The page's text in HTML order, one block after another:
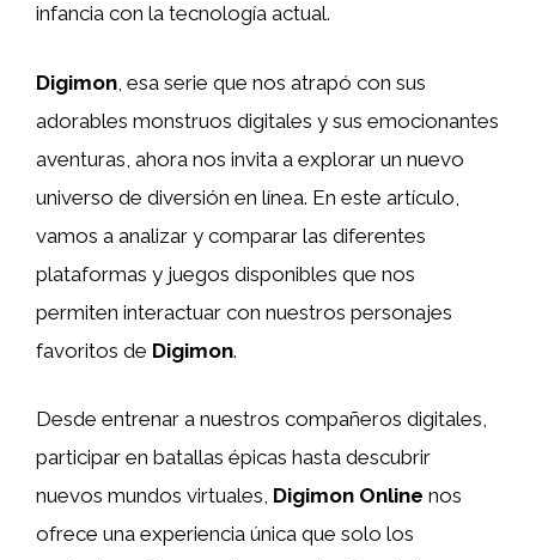
infancia con la tecnología actual.
Digimon , esa serie que nos atrapó con sus
adorables monstruos digitales y sus emocionantes
aventuras, ahora nos invita a explorar un nuevo
universo de diversión en línea. En este artículo,
vamos a analizar y comparar las diferentes
plataformas y juegos disponibles que nos
permiten interactuar con nuestros personajes
favoritos de Digimon.
Desde entrenar a nuestros compañeros digitales,
participar en batallas épicas hasta descubrir
nuevos mundos virtuales, Digimon Online nos
ofrece una experiencia única que solo los